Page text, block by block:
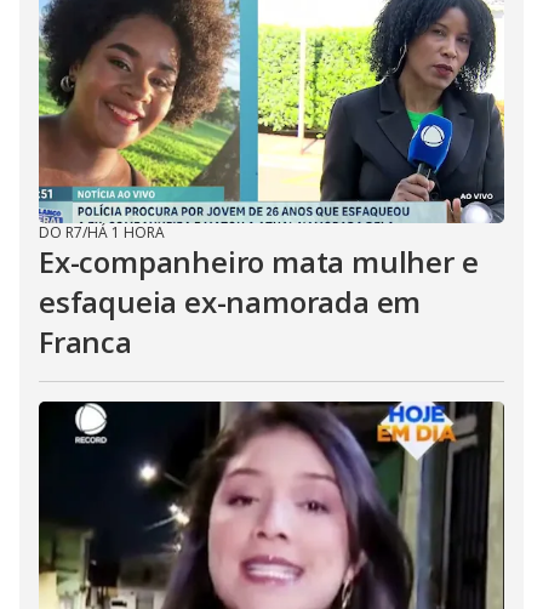
DO R7/HÁ 1 HORA
Ex-companheiro mata mulher e
esfaqueia ex-namorada em
Franca